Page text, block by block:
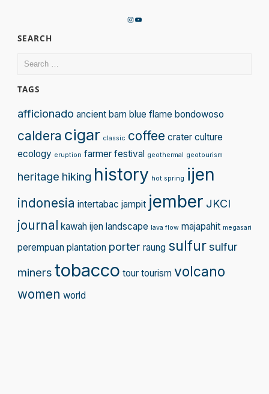
Instagram
YouTube
SEARCH
TAGS
afficionado ancient barn blue flame bondowoso
caldera cigar classic coffee crater culture
ecology eruption farmer festival geothermal geotourism
heritage hiking history hot spring ijen
indonesia intertabac jampit jember JKCI
journal kawah ijen landscape lava flow majapahit megasari
perempuan plantation porter raung sulfursulfur
miners tobacco tour tourism volcano
women world